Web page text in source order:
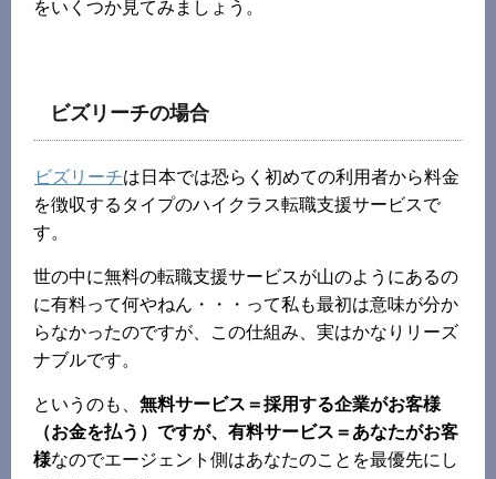
をいくつか見てみましょう。
ビズリーチの場合
ビズリーチは日本では恐らく初めての利用者から料金
を徴収するタイプのハイクラス転職支援サービスで
す。
世の中に無料の転職支援サービスが山のようにあるの
に有料って何やねん・・・って私も最初は意味が分か
らなかったのですが、この仕組み、実はかなりリーズ
ナブルです。
というのも、 無料サービス＝採用する企業がお客様
（お金を払う）ですが、有料サービス＝あなたがお客
様なのでエージェント側はあなたのことを最優先にし